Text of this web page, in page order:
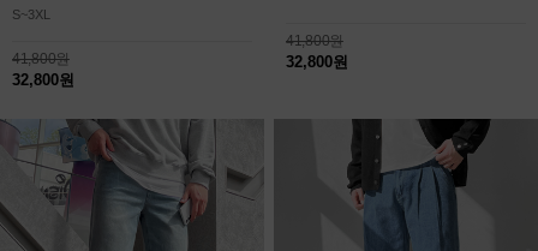
S~3XL
41,800원
32,800원
41,800원
32,800원